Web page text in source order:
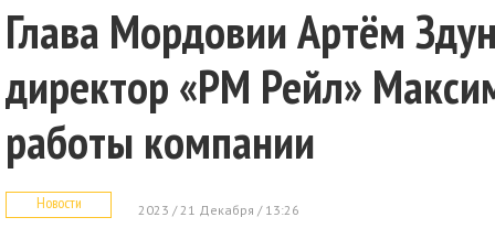
Глава Мордовии Артём
директор «РМ Рейл»
работы компании
Новости 2023 / 21 Декабря / 13:26